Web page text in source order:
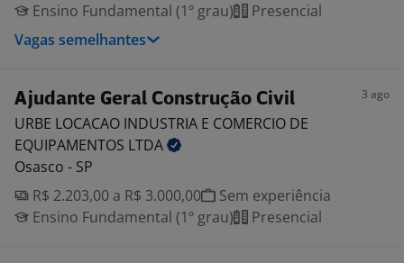
Ensino Fundamental (1º grau)
Presencial
Vagas semelhantes
Ajudante Geral Construção Civil 3 ago
URBE LOCACAO INDUSTRIA E COMERCIO DE
EQUIPAMENTOS LTDA
Osasco - SP
R$ 2.203,00 a R$ 3.000,00
Sem experiência
Ensino Fundamental (1º grau)
Presencial